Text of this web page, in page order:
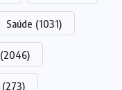
Saúde (1031)
(2046)
(273)